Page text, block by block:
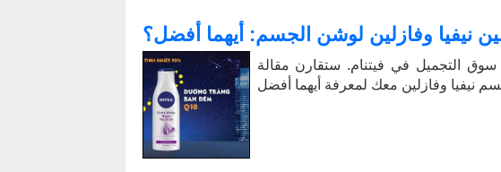
نيفيا وفازلين لوشن الجسم: أيهما أفضل؟
سوق التجميل في فيتنام. ستقارن مقالة